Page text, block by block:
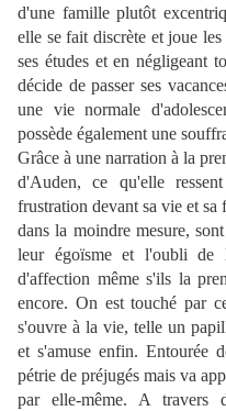
d'une famille plutôt
elle se fait discrète et joue
ses études et en négligeant
décide de passer ses
une vie normale
possède également une
Grâce à une narration à la
d'Auden, ce qu'elle
frustration devant sa vie et sa
dans la moindre mesure,
leur égoïsme et l'oubli de
d'affection même s'ils la
encore. On est touché par
s'ouvre à la vie, telle un
et s'amuse enfin. Entourée
pétrie de préjugés mais va
par elle-même. A travers